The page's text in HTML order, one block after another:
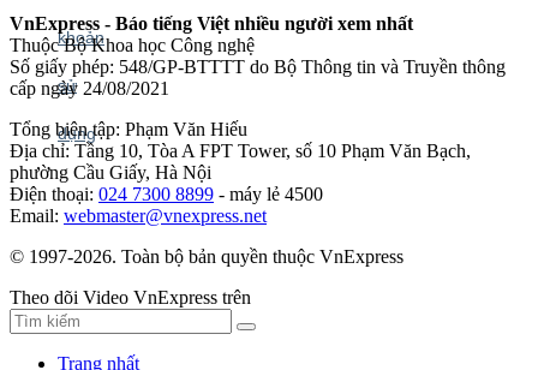
VnExpress - Báo tiếng Việt nhiều người xem nhất
Thuộc Bộ Khoa học Công nghệ
Số giấy phép: 548/GP-BTTTT do Bộ Thông tin và Truyền thông
cấp ngày 24/08/2021
Tổng biên tập: Phạm Văn Hiếu
Địa chỉ: Tầng 10, Tòa A FPT Tower, số 10 Phạm Văn Bạch,
phường Cầu Giấy, Hà Nội
Điện thoại: 024 7300 8899 - máy lẻ 4500
Email: webmaster@vnexpress.net
© 1997-2026. Toàn bộ bản quyền thuộc VnExpress
Theo dõi Video VnExpress trên
Trang nhất